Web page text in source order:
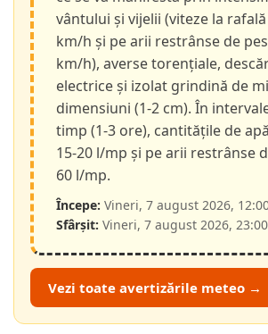
vântului și vijelii (viteze la
km/h și pe arii restrânse de
km/h), averse torențiale,
electrice și izolat grindină de
dimensiuni (1-2 cm). În
timp (1-3 ore), cantitățile de
15-20 l/mp și pe arii restrânse
60 l/mp.
Începe: Vineri, 7 august 2026,
Sfârșit: Vineri, 7 august 2026, 23:00
Vezi toate avertizările meteo →